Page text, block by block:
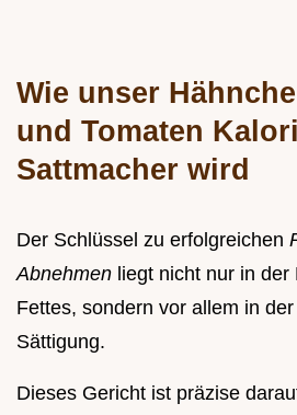
Wie unser
und Tomaten
Sattmacher wird
Der Schlüssel zu erfolgreichen
Abnehmen liegt nicht nur in
Fettes, sondern vor allem in
Sättigung.
Dieses Gericht ist präzise